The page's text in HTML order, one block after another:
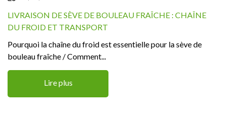
LIVRAISON DE SÈVE DE BOULEAU FRAÎCHE : CHAÎNE
DU FROID ET TRANSPORT
Pourquoi la chaîne du froid est essentielle pour la sève de
bouleau fraîche / Comment...
Lire plus